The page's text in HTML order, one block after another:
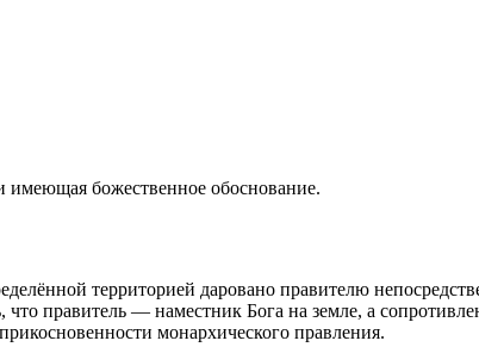
имеющая божественное обоснование.
территорией даровано правителю
правитель — наместник Бога на земле, а
монархического правления.